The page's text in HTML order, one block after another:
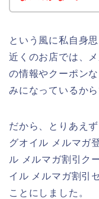
という風に私自身
近くのお店では、
の情報やクーポン
みになっているから
だから、とりあえ
グオイル メルマガ
ル メルマガ割引ク
イル メルマガ割引
ことにしました。